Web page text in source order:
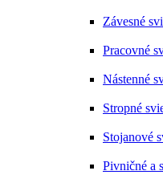
Závesné
Pracovné
Nástenné
Stropné
Stojanové
Pivničné a